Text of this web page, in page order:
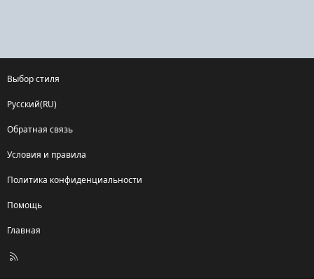
Выбор стиля
Русский(RU)
Обратная связь
Условия и правила
Политика конфиденциальности
Помощь
Главная
R